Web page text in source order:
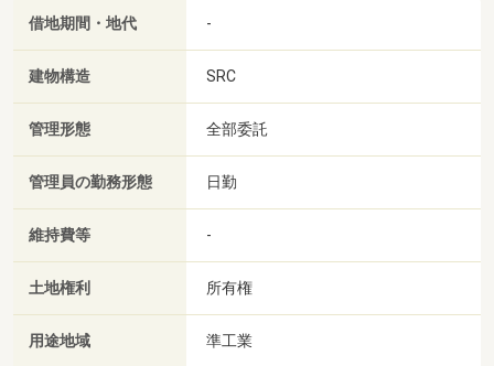
借地期間・地代 -
建物構造 SRC
管理形態 全部委託
管理員の勤務形態 日勤
維持費等 -
土地権利 所有権
用途地域 準工業